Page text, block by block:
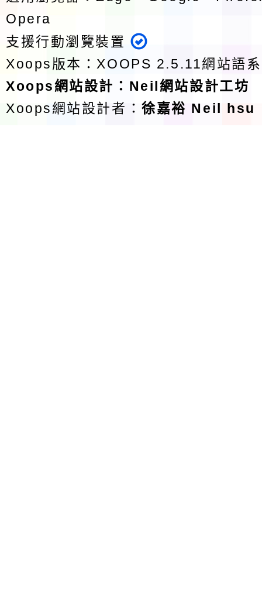
Opera
支援行動瀏覽裝置
Xoops版本： XOOPS 2.5.11網站語
Xoops網站設計 ： Neil網站設計工坊
Xoops網站設計者：徐嘉裕 Neil hsu